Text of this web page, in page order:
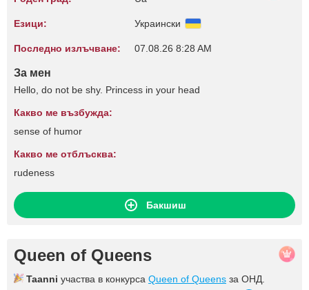
Езици: Украински
Последно излъчване: 07.08.26 8:28 AM
За мен
Hello, do not be shy. Princess in your head
Какво ме възбужда:
sense of humor
Какво ме отблъсква:
rudeness
Бакшиш
Queen of Queens
Taanni участва в конкурса Queen of Queens за ОНД.